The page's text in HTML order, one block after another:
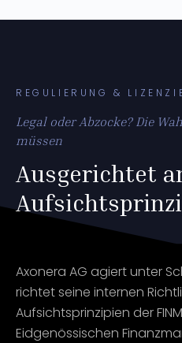
REGULIERUNG &
Legal oder Abzocke? Die
müssen
Ausgerichtet
Axonera AG agiert unter
richtet seine internen
Aufsichtsprinzipien der
Eidgenössischen